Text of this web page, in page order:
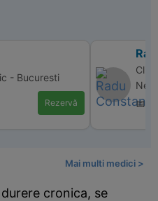
- Bucuresti
Rezervă
📅
Mai multi medici >
cronica, se